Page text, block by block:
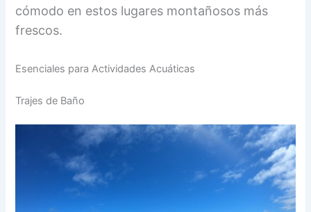
cómodo en estos lugares montañosos más
frescos.
Esenciales para Actividades Acuáticas
Trajes de Baño